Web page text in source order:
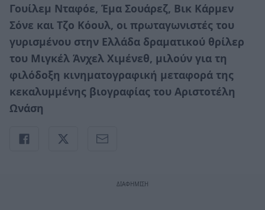
Γουίλεμ Νταφόε, Έμα Σουάρεζ, Βικ Κάρμεν
Σόνε και Τζο Κόουλ, οι πρωταγωνιστές του
γυρισμένου στην Ελλάδα δραματικού θρίλερ
του Μιγκέλ Άνχελ Χιμένεθ, μιλούν για τη
φιλόδοξη κινηματογραφική μεταφορά της
κεκαλυμμένης βιογραφίας του Αριστοτέλη
Ωνάση